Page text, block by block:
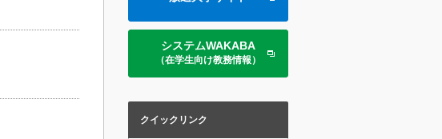
システムWAKABA
（在学生向け教務情報）
クイックリンク